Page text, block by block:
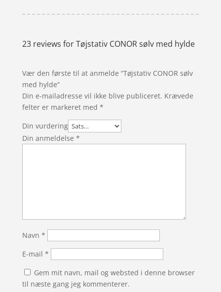
23 reviews forTøjstativ CONOR sølv med hylde
Vær den første til at anmelde “Tøjstativ CONOR sølv
med hylde”
Din e-mailadresse vil ikke blive publiceret. Krævede
felter er markeret med *
Din vurdering
Din anmeldelse *
Navn *
E-mail *
Gem mit navn, mail og websted i denne browser
til næste gang jeg kommenterer.